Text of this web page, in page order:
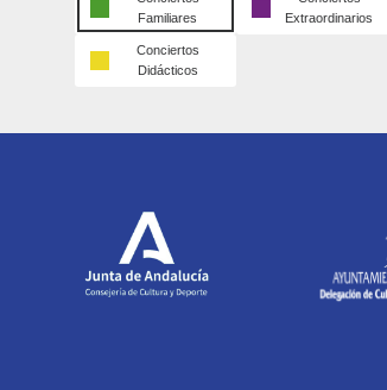
Familiares
Extraordinarios
Conciertos
Didácticos